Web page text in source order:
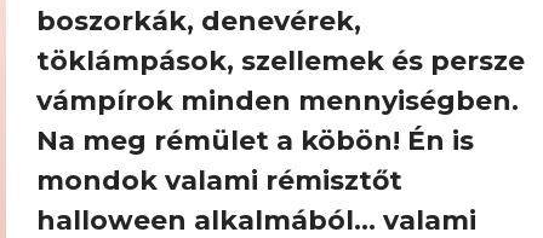
boszorkák, denevérek,
töklámpások, szellemek és persze
vámpírok minden mennyiségben.
Na meg rémület a köbön! Én is
mondok valami rémisztőt
halloween alkalmából… valami